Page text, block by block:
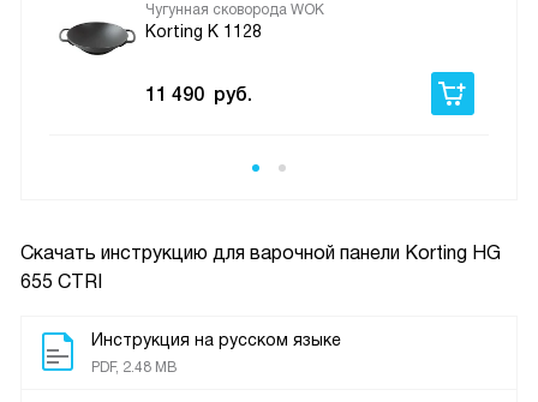
Скачать инструкцию для варочной панели Korting HG
655 CTRI
Инструкция на русском языке
PDF, 2.48 MB
Чугунная сковорода WOK
Korting K 1128
11 490 руб.